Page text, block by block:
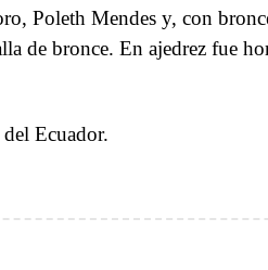
Poleth Mendes y, con
de bronce. En ajedrez fue
Ecuador.